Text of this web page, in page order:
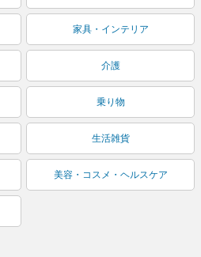
家具・インテリア
介護
乗り物
生活雑貨
美容・コスメ・ヘルスケア